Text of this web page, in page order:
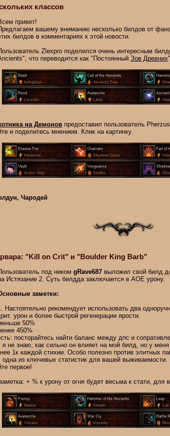
классов
привет!
вашему вниманию несколько билдов от
билдов в комментариях к этой новости.
Zlexpro поделился очень интересным
что переводится как "Постоянный Зов Древних
на Демоновпредоставил пользователь
и поделитесь мнением. Клик на картинку.
Чародей
"Kill on Crit" и "Boulder King Barb"
под ником gRave687выложил свой билд
Истязание 2. Суть билдда заключается в АОЕ урону.
заметки:
Настоятельно рекомендует использовать два
урон и более быстрой регенерации ярости.
50%
450%
посторайтесь найти баланс между дпс и
не знаю, как сильно он влияет на мой билд, но у меня
1к каждой стихии. Особо полезно против элитных
из ключевых статистик для вашей
первое!
+ % к урону от огня будет весьма к стати, для